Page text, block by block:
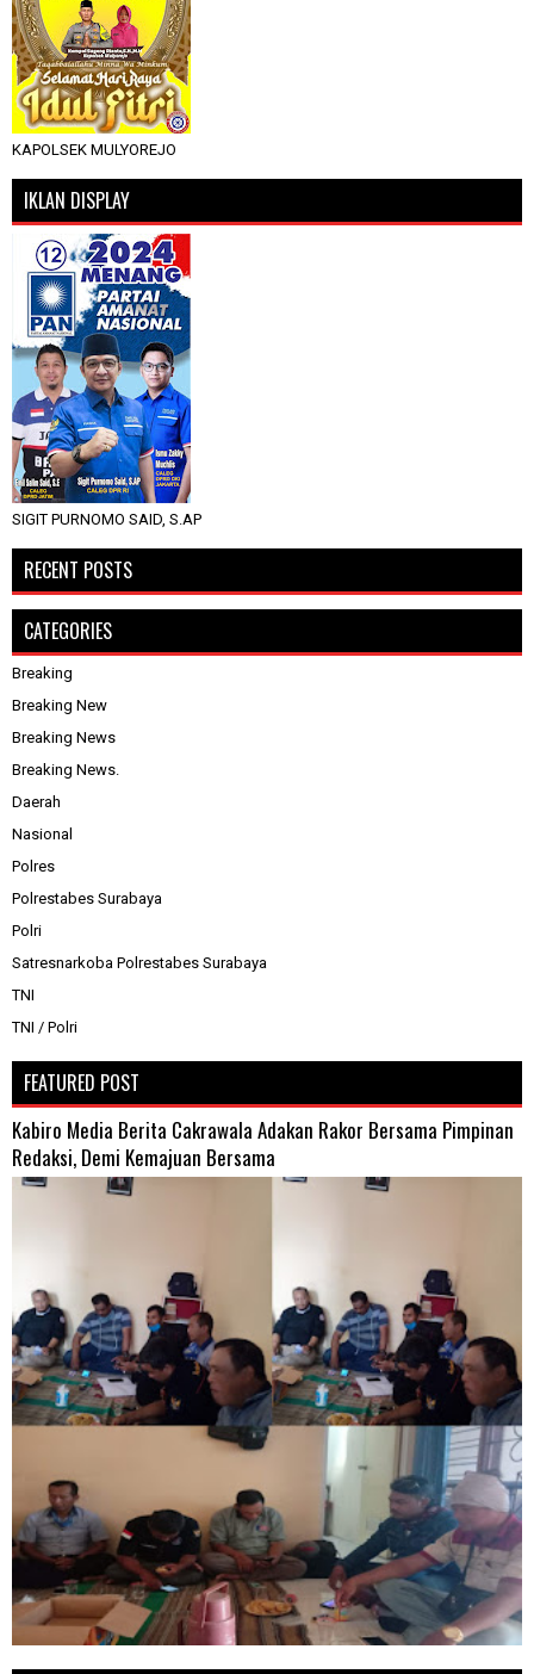
KAPOLSEK MULYOREJO
IKLAN DISPLAY
SIGIT PURNOMO SAID, S.AP
RECENT POSTS
CATEGORIES
Breaking
Breaking New
Breaking News
Breaking News.
Daerah
Nasional
Polres
Polrestabes Surabaya
Polri
Satresnarkoba Polrestabes Surabaya
TNI
TNI / Polri
FEATURED POST
Kabiro Media Berita Cakrawala Adakan Rakor Bersama Pimpinan
Redaksi, Demi Kemajuan Bersama